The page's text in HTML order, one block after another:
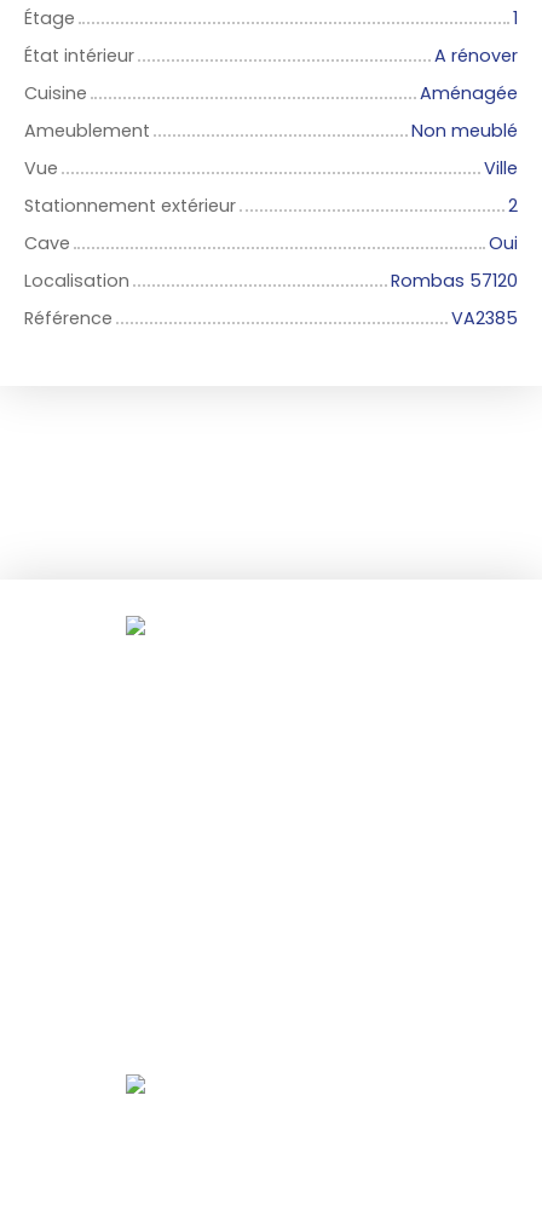
Étage
1
État intérieur
A rénover
Cuisine
Aménagée
Ameublement
Non meublé
Vue
Ville
Stationnement extérieur
2
Cave
Oui
Localisation
Rombas 57120
Référence
VA2385